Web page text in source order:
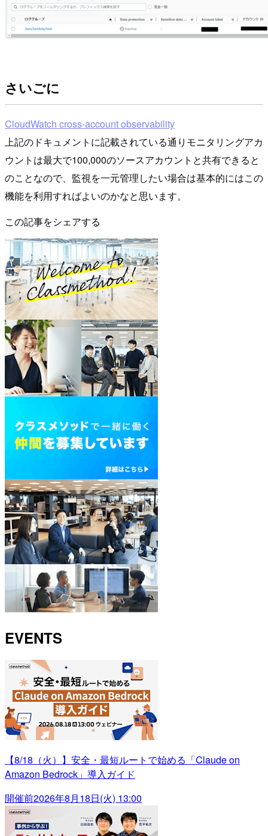
さいごに
CloudWatch cross-account observability
上記のドキュメントに記載されている通りモニタリングアカ
ウントは最大で100,000のソースアカウントと共有できると
のことなので、監視を一元管理したい場合は基本的にはこの
機能を利用すればよいのかなと思います。
この記事をシェアする
EVENTS
【8/18（火）】安全・最短ルートで始める「Claude on
Amazon Bedrock」導入ガイド
開催前2026年8月18日(火) 13:00